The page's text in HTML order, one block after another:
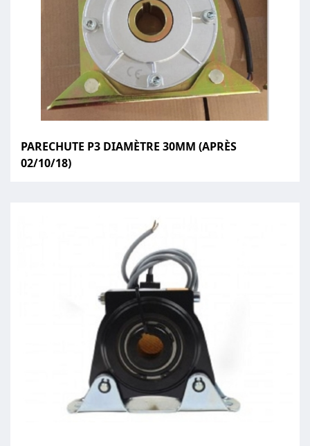
PARECHUTE P3 DIAMÈTRE 30MM (APRÈS
02/10/18)